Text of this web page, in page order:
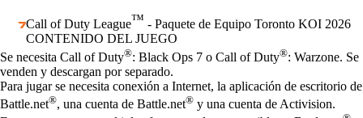
Call of Duty League™ - Paquete de Equipo Toronto KOI 2026
CONTENIDO DEL JUEGO
Precio
Available actions
Se necesita Call of Duty®: Black Ops 7 o Call of Duty®: Warzone. Se
venden y descargan por separado.
Para jugar se necesita conexión a Internet, la aplicación de escritorio de
Battle.net®, una cuenta de Battle.net® y una cuenta de Activision.